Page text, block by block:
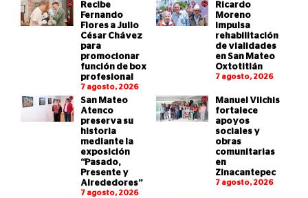
Recibe
Fernando
Flores a Julio
César Chávez
para
promocionar
función de box
profesional
7 agosto, 2026
Ricardo
Moreno
impulsa
rehabilitación
de vialidades
en San Mateo
Oxtotitlán
7 agosto, 2026
San Mateo
Atenco
preserva su
historia
mediante la
exposición
“Pasado,
Presente y
Alrededores”
7 agosto, 2026
Manuel Vilchis
fortalece
apoyos
sociales y
obras
comunitarias
en
Zinacantepec
7 agosto, 2026